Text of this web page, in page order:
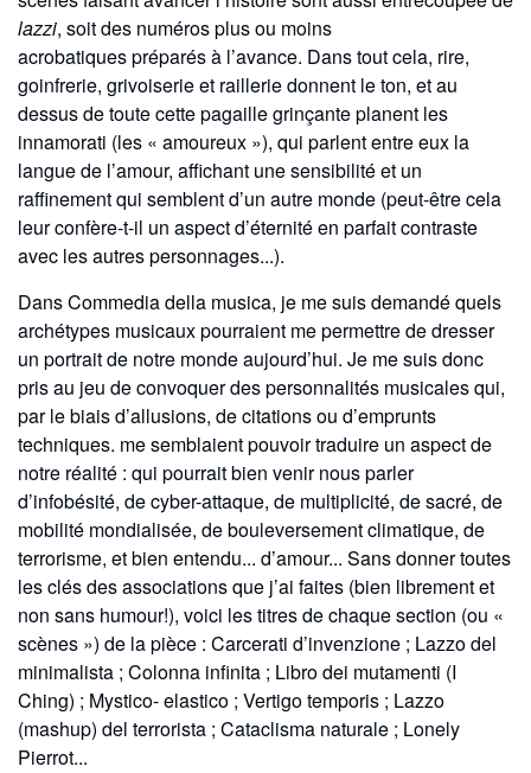
lazzi, soit des numéros plus ou moins
acrobatiquespréparés à l’avance. Dans tout cela, rire,
goinfrerie, grivoiserie et raillerie donnent le ton, et au
dessus de toute cette pagaille grinçanteplanent les
innamorati (les « amoureux »), qui parlent entre eux la
langue de l’amour, affichant une sensibilité et un
raffinement qui semblent d’un autre monde (peut-être cela
leur confère-t-il un aspect d’éternité en parfait contraste
avec les autres personnages...).
Dans Commedia della musica, je me suis demandé quels
archétypes musicaux pourraient me permettre de dresser
un portrait de notre monde aujourd’hui. Je me suis donc
pris au jeu de convoquer des personnalités musicales qui,
par le biais d’allusions, de citations ou d’emprunts
techniques. me semblaient pouvoir traduire un aspect de
notre réalité : qui pourrait bien venir nous parler
d’infobésité, decyber-attaque, de multiplicité, de sacré, de
mobilité mondialisée, de bouleversement climatique, de
terrorisme, et bien entendu... d’amour... Sans donner toutes
les clés des associations que j’ai faites (bien librement et
non sans humour!), voici les titres de chaque section (ou «
scènes ») de la pièce : Carcerati d’invenzione ; Lazzo del
minimalista ; Colonna infinita ; Libro dei mutamenti (I
Ching) ; Mystico-elastico ; Vertigo temporis ; Lazzo
(mashup) del terrorista ; Cataclisma naturale ; Lonely
Pierrot...